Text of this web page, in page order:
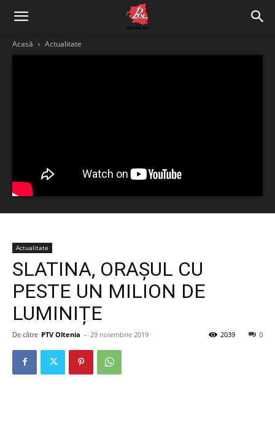
Acasă Actualitate
Actualitate
SLATINA, ORAȘUL CU
PESTE UN MILION DE
LUMINIȚE
De către PTV Oltenia - 29 noiembrie 2019 0
2039